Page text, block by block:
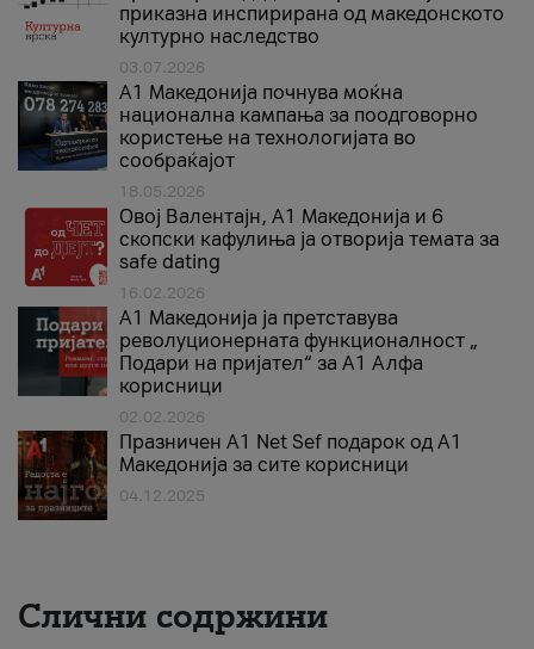
приказна инспирирана од македонското
културно наследство
03.07.2026
A1 Македонија почнува моќна
национална кампања за поодговорно
користење на технологијата во
сообраќајот
18.05.2026
Овој Валентајн, A1 Македонија и 6
скопски кафулиња ја отворија темата за
safe dating
16.02.2026
А1 Македонија ја претставува
револуционерната функционалност „
Подари на пријател“ за А1 Алфа
корисници
02.02.2026
Празничен A1 Net Sеf подарок од А1
Македонија за сите корисници
04.12.2025
Слични содржини